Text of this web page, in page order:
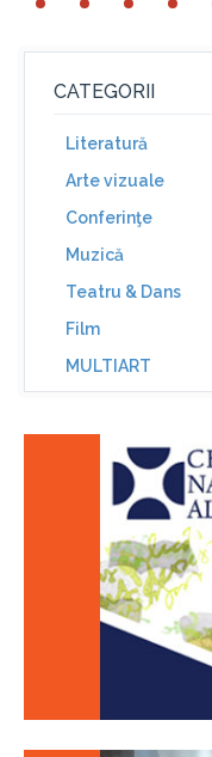
CATEGORII
Literatură
Arte vizuale
Conferinţe
Muzică
Teatru & Dans
Film
MULTIART